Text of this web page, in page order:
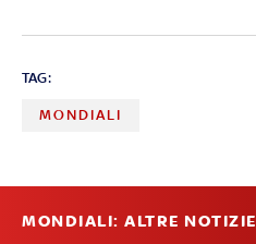
TAG:
MONDIALI
MONDIALI: ALTRE NOTIZIE